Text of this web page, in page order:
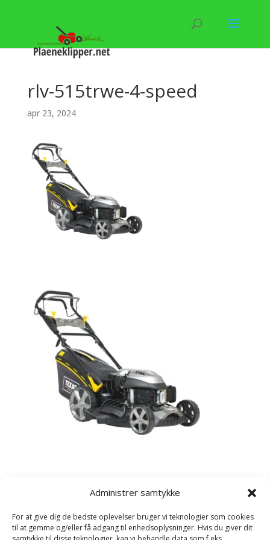
Administrer samtykke
For at give dig de bedste oplevelser bruger vi teknologier som cookies
til at gemme og/eller få adgang til enhedsoplysninger. Hvis du giver dit
rlv-515trwe-4-speed
apr 23, 2024
Plæneklipper